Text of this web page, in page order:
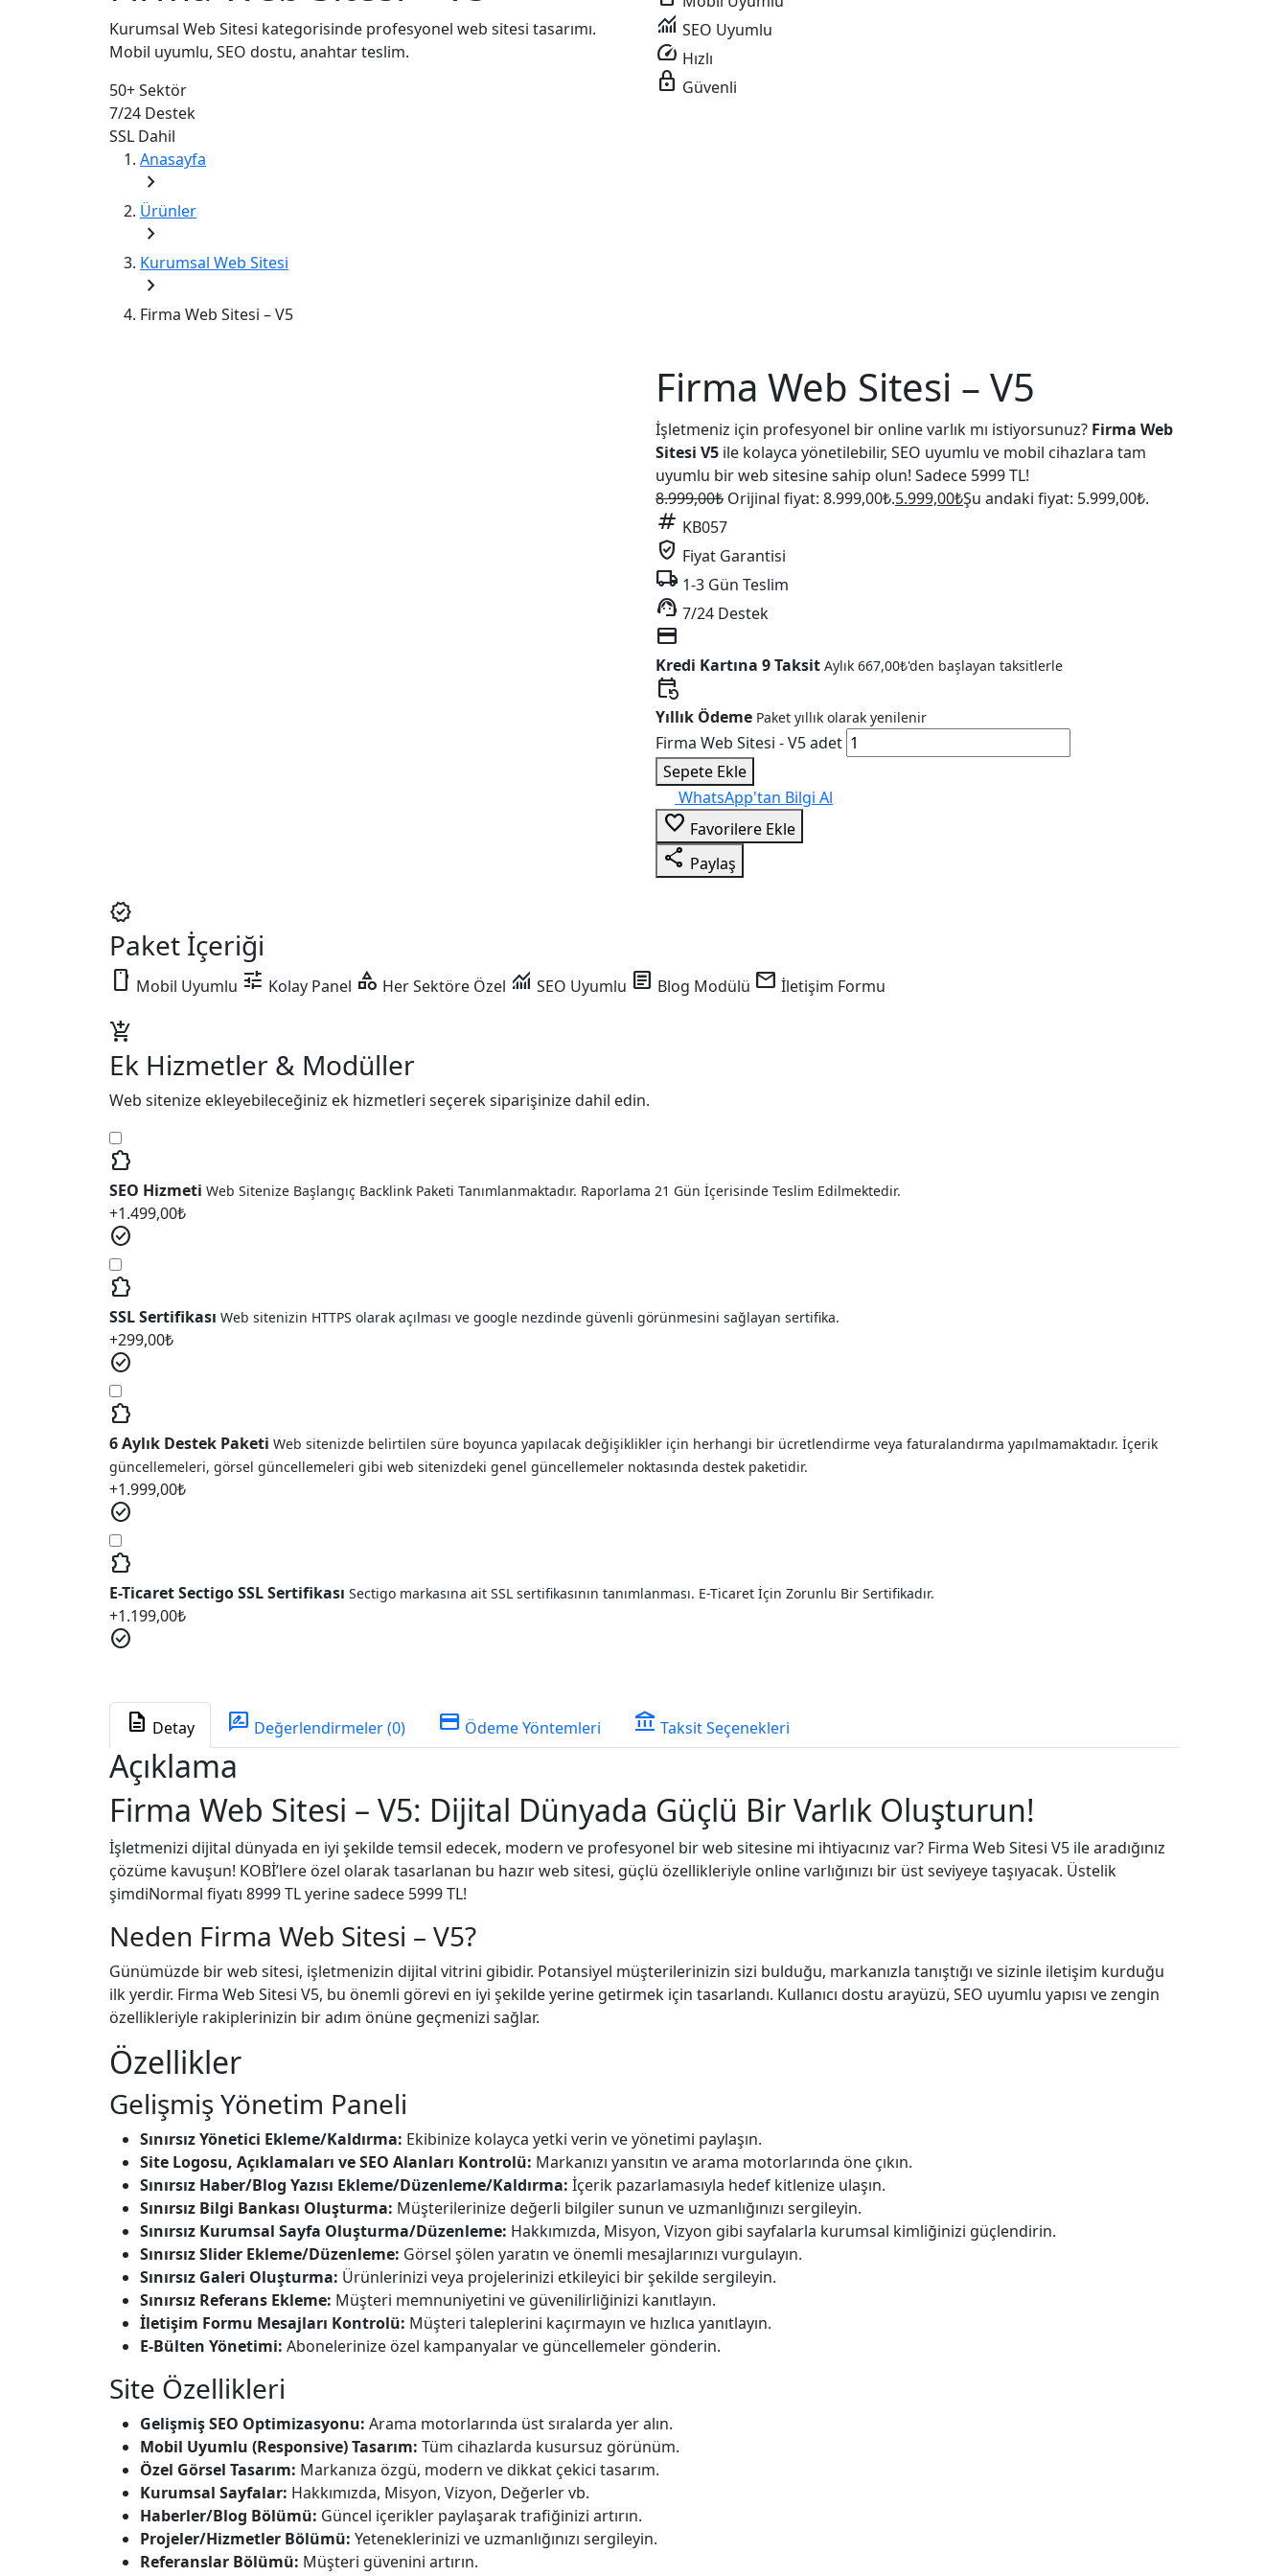
Kurumsal Web Sitesi kategorisinde profesyonel web sitesi tasarımı.
Mobil uyumlu, SEO dostu, anahtar teslim.
50+Sektör
7/24 Destek
SSL Dahil
monitoring SEO Uyumlu
speed Hızlı
lock Güvenli
Anasayfa
chevron_right
Ürünler
chevron_right
Kurumsal Web Sitesi
chevron_right
Firma Web Sitesi – V5
Firma Web Sitesi – V5
İşletmeniz için profesyonel bir online varlık mı istiyorsunuz? Firma Web
Sitesi V5 ile kolayca yönetilebilir, SEO uyumlu ve mobil cihazlara tam
uyumlu bir web sitesine sahip olun! Sadece 5999 TL!
8.999,00₺ Orijinal fiyat: 8.999,00₺.5.999,00₺Şu andaki fiyat: 5.999,00₺.
tag KB057
verified_user Fiyat Garantisi
local_shipping 1-3 Gün Teslim
support_agent 7/24 Destek
credit_card
Kredi Kartına 9 Taksit Aylık 667,00₺'den başlayan taksitlerle
event_repeat
Yıllık Ödeme Paket yıllık olarak yenilenir
Firma Web Sitesi - V5 adet
Sepete Ekle
WhatsApp'tan Bilgi Al
favorite_border Favorilere Ekle
share Paylaş
verified
Paket İçeriği
smartphone Mobil Uyumlu tune Kolay Panel category Her Sektöre Özel monitoring SEO Uyumlu article Blog Modülü mail İletişim Formu
add_shopping_cart
Ek Hizmetler & Modüller
Web sitenize ekleyebileceğiniz ek hizmetleri seçerek siparişinize dahil edin.
extension
SEO Hizmeti Web Sitenize Başlangıç Backlink Paketi Tanımlanmaktadır. Raporlama 21 Gün İçerisinde Teslim Edilmektedir.
+1.499,00₺
check_circle
extension
SSL Sertifikası Web sitenizin HTTPS olarak açılması ve google nezdinde güvenli görünmesini sağlayan sertifika.
+299,00₺
check_circle
extension
6 Aylık Destek Paketi Web sitenizde belirtilen süre boyunca yapılacak değişiklikler için herhangi bir ücretlendirme veya faturalandırma yapılmamaktadır. İçerik
güncellemeleri, görsel güncellemeleri gibi web sitenizdeki genel güncellemeler noktasında destek paketidir.
+1.999,00₺
check_circle
extension
E-Ticaret Sectigo SSL Sertifikası Sectigo markasına ait SSL sertifikasının tanımlanması. E-Ticaret İçin Zorunlu Bir Sertifikadır.
+1.199,00₺
check_circle
description Detay rate_review Değerlendirmeler (0) credit_card Ödeme Yöntemleri account_balance Taksit Seçenekleri
Açıklama
Firma Web Sitesi – V5: Dijital Dünyada Güçlü Bir Varlık Oluşturun!
İşletmenizi dijital dünyada en iyi şekilde temsil edecek, modern ve profesyonel bir web sitesine mi ihtiyacınız var? Firma Web Sitesi V5 ile aradığınız
çözüme kavuşun! KOBİ’lere özel olarak tasarlanan bu hazır web sitesi, güçlü özellikleriyle online varlığınızı bir üst seviyeye taşıyacak. Üstelik
şimdiNormal fiyatı 8999 TL yerine sadece 5999 TL!
Neden Firma Web Sitesi – V5?
Günümüzde bir web sitesi, işletmenizin dijital vitrini gibidir. Potansiyel müşterilerinizin sizi bulduğu, markanızla tanıştığı ve sizinle iletişim kurduğu
ilk yerdir. Firma Web Sitesi V5, bu önemli görevi en iyi şekilde yerine getirmek için tasarlandı. Kullanıcı dostu arayüzü, SEO uyumlu yapısı ve zengin
özellikleriyle rakiplerinizin bir adım önüne geçmenizi sağlar.
Özellikler
Gelişmiş Yönetim Paneli
Sınırsız Yönetici Ekleme/Kaldırma: Ekibinize kolayca yetki verin ve yönetimi paylaşın.
Site Logosu, Açıklamaları ve SEO Alanları Kontrolü: Markanızı yansıtın ve arama motorlarında öne çıkın.
Sınırsız Haber/Blog Yazısı Ekleme/Düzenleme/Kaldırma: İçerik pazarlamasıyla hedef kitlenize ulaşın.
Sınırsız Bilgi Bankası Oluşturma: Müşterilerinize değerli bilgiler sunun ve uzmanlığınızı sergileyin.
Sınırsız Kurumsal Sayfa Oluşturma/Düzenleme: Hakkımızda, Misyon, Vizyon gibi sayfalarla kurumsal kimliğinizi güçlendirin.
Sınırsız Slider Ekleme/Düzenleme: Görsel şölen yaratın ve önemli mesajlarınızı vurgulayın.
Sınırsız Galeri Oluşturma: Ürünlerinizi veya projelerinizi etkileyici bir şekilde sergileyin.
Sınırsız Referans Ekleme: Müşteri memnuniyetini ve güvenilirliğinizi kanıtlayın.
İletişim Formu Mesajları Kontrolü: Müşteri taleplerini kaçırmayın ve hızlıca yanıtlayın.
E-Bülten Yönetimi: Abonelerinize özel kampanyalar ve güncellemeler gönderin.
Site Özellikleri
Gelişmiş SEO Optimizasyonu: Arama motorlarında üst sıralarda yer alın.
Mobil Uyumlu (Responsive) Tasarım: Tüm cihazlarda kusursuz görünüm.
Özel Görsel Tasarım: Markanıza özgü, modern ve dikkat çekici tasarım.
Kurumsal Sayfalar: Hakkımızda, Misyon, Vizyon, Değerler vb.
Haberler/Blog Bölümü: Güncel içerikler paylaşarak trafiğinizi artırın.
Projeler/Hizmetler Bölümü: Yeteneklerinizi ve uzmanlığınızı sergileyin.
Referanslar Bölümü: Müşteri güvenini artırın.